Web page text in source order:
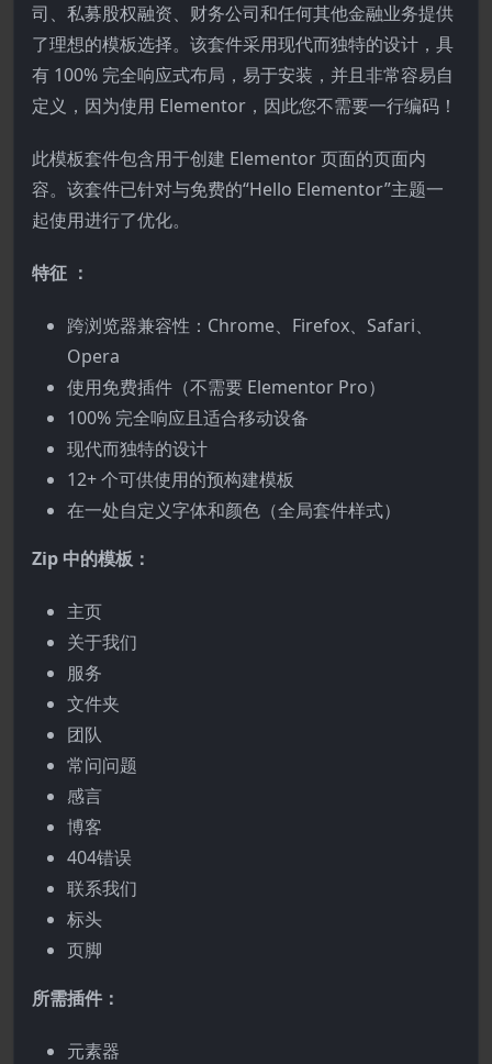
司、私募股权融资、财务公司和任何其他金融业务提供
了理想的模板选择。该套件采用现代而独特的设计，具
有 100% 完全响应式布局，易于安装，并且非常容易自
定义，因为使用 Elementor，因此您不需要一行编码！
此模板套件包含用于创建 Elementor 页面的页面内
容。该套件已针对与免费的“Hello Elementor”主题一
起使用进行了优化。
特征 ：
跨浏览器兼容性：Chrome、Firefox、Safari、
Opera
使用免费插件（不需要 Elementor Pro）
100% 完全响应且适合移动设备
现代而独特的设计
12+ 个可供使用的预构建模板
在一处自定义字体和颜色（全局套件样式）
Zip 中的模板：
主页
关于我们
服务
文件夹
团队
常问问题
感言
博客
404错误
联系我们
标头
页脚
所需插件：
元素器